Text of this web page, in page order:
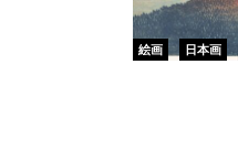
絵画 日本画